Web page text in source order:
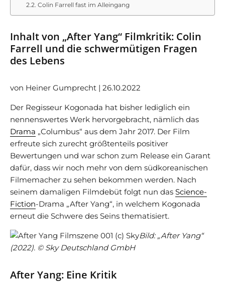
Colin Farrell fast im Alleingang
Inhalt von „After Yang“ Filmkritik: Colin
Farrell und die schwermütigen Fragen
des Lebens
von Heiner Gumprecht | 26.10.2022
Der Regisseur Kogonada hat bisher lediglich ein
nennenswertes Werk hervorgebracht, nämlich das
Drama „Columbus“ aus dem Jahr 2017. Der Film
erfreute sich zurecht größtenteils positiver
Bewertungen und war schon zum Release ein Garant
dafür, dass wir noch mehr von dem südkoreanischen
Filmemacher zu sehen bekommen werden. Nach
seinem damaligen Filmdebüt folgt nun das Science-
Fiction-Drama „After Yang“, in welchem Kogonada
erneut die Schwere des Seins thematisiert.
Bild: „After Yang“
(2022). © Sky Deutschland GmbH
After Yang: Eine Kritik